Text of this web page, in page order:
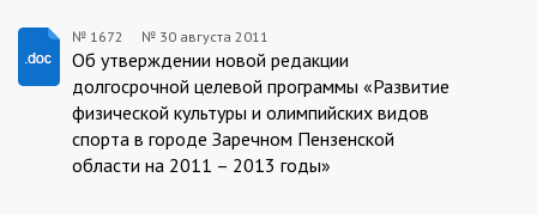
1672:2011-
№ 1672 № 30 августа 2011
Об утверждении новой редакции
долгосрочной целевой программы «Развитие
физической культуры и олимпийских видов
спорта в городе Заречном Пензенской
области на 2011 – 2013 годы»